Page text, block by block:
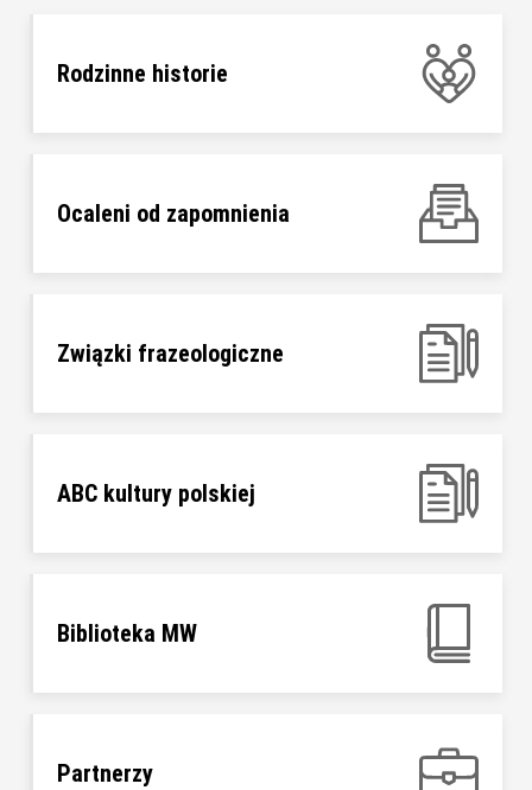
Rodzinne historie
Ocaleni od zapomnienia
Związki frazeologiczne
ABC kultury polskiej
Biblioteka MW
Partnerzy